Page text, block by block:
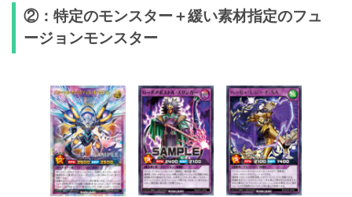
②：特定のモンスター＋緩い素材指定のフュ
ージョンモンスター